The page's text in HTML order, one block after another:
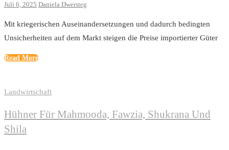
Juli 6, 2025 Daniela Dwersteg
Mit kriegerischen Auseinandersetzungen und dadurch bedingten
Unsicherheiten auf dem Markt steigen die Preise importierter Güter
Read More
Landwirtschaft
Hühner Für Mahmooda, Fawzia, Shukrana Und
Shila